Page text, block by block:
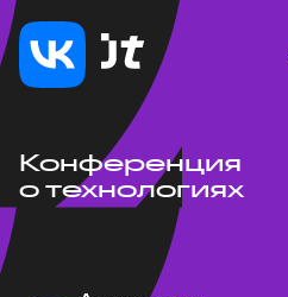
Конференция
о технологиях